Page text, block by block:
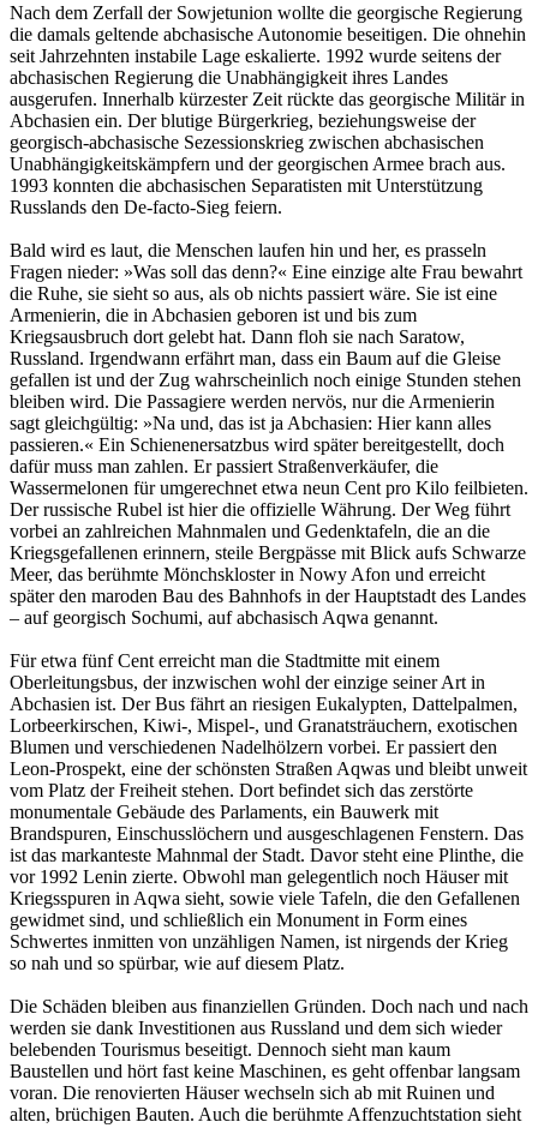
Nach dem Zerfall der Sowjetunion wollte die georgische Regierung
die damals geltende abchasische Autonomie beseitigen. Die ohnehin
seit Jahrzehnten instabile Lage eskalierte. 1992 wurde seitens der
abchasischen Regierung die Unabhängigkeit ihres Landes
ausgerufen. Innerhalb kürzester Zeit rückte das georgische Militär in
Abchasien ein. Der blutige Bürgerkrieg, beziehungsweise der
georgisch-abchasische Sezessionskrieg zwischen abchasischen
Unabhängigkeitskämpfern und der georgischen Armee brach aus.
1993 konnten die abchasischen Separatisten mit Unterstützung
Russlands den De-facto-Sieg feiern.
Bald wird es laut, die Menschen laufen hin und her, es prasseln
Fragen nieder: »Was soll das denn?« Eine einzige alte Frau bewahrt
die Ruhe, sie sieht so aus, als ob nichts passiert wäre. Sie ist eine
Armenierin, die in Abchasien geboren ist und bis zum
Kriegsausbruch dort gelebt hat. Dann floh sie nach Saratow,
Russland. Irgendwann erfährt man, dass ein Baum auf die Gleise
gefallen ist und der Zug wahrscheinlich noch einige Stunden stehen
bleiben wird. Die Passagiere werden nervös, nur die Armenierin
sagt gleichgültig: »Na und, das ist ja Abchasien: Hier kann alles
passieren.« Ein Schienenersatzbus wird später bereitgestellt, doch
dafür muss man zahlen. Er passiert Straßenverkäufer, die
Wassermelonen für umgerechnet etwa neun Cent pro Kilo feilbieten.
Der russische Rubel ist hier die offizielle Währung. Der Weg führt
vorbei an zahlreichen Mahnmalen und Gedenktafeln, die an die
Kriegsgefallenen erinnern, steile Bergpässe mit Blick aufs Schwarze
Meer, das berühmte Mönchskloster in Nowy Afon und erreicht
später den maroden Bau des Bahnhofs in der Hauptstadt des Landes
– auf georgisch Sochumi, auf abchasisch Aqwa genannt.
Für etwa fünf Cent erreicht man die Stadtmitte mit einem
Oberleitungsbus, der inzwischen wohl der einzige seiner Art in
Abchasien ist. Der Bus fährt an riesigen Eukalypten, Dattelpalmen,
Lorbeerkirschen, Kiwi-, Mispel-, und Granatsträuchern, exotischen
Blumen und verschiedenen Nadelhölzern vorbei. Er passiert den
Leon-Prospekt, eine der schönsten Straßen Aqwas und bleibt unweit
vom Platz der Freiheit stehen. Dort befindet sich das zerstörte
monumentale Gebäude des Parlaments, ein Bauwerk mit
Brandspuren, Einschusslöchern und ausgeschlagenen Fenstern. Das
ist das markanteste Mahnmal der Stadt. Davor steht eine Plinthe, die
vor 1992 Lenin zierte. Obwohl man gelegentlich noch Häuser mit
Kriegsspuren in Aqwa sieht, sowie viele Tafeln, die den Gefallenen
gewidmet sind, und schließlich ein Monument in Form eines
Schwertes inmitten von unzähligen Namen, ist nirgends der Krieg
so nah und so spürbar, wie auf diesem Platz.
Die Schäden bleiben aus finanziellen Gründen. Doch nach und nach
werden sie dank Investitionen aus Russland und dem sich wieder
belebenden Tourismus beseitigt. Dennoch sieht man kaum
Baustellen und hört fast keine Maschinen, es geht offenbar langsam
voran. Die renovierten Häuser wechseln sich ab mit Ruinen und
alten, brüchigen Bauten. Auch die berühmte Affenzuchtstation sieht